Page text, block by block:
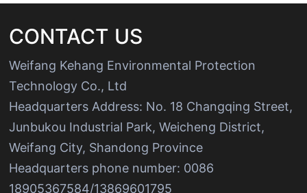
CONTACT US
Weifang Kehang Environmental Protection
Technology Co., Ltd
Headquarters Address: No. 18 Changqing Street,
Junbukou Industrial Park, Weicheng District,
Weifang City, Shandong Province
Headquarters phone number: 0086
18905367584/13869601795